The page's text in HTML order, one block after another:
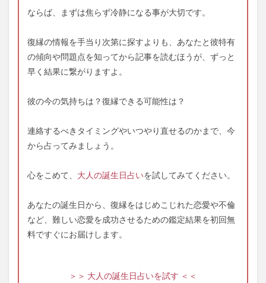
ならば、まずは焦らず冷静になる事が大切です。
復縁の情報を手当り次第に探すよりも、あなたと彼特有
の傾向や問題点を知ってから記事を読むほうが、ずっと
早く結果に繋がりますよ。
彼の今の気持ちは？復縁できる可能性は？
連絡するべきタイミングやいつやり直せるのかまで、今
から占ってみましょう。
心をこめて、 大人の誕生日占いを試してみてください。
あなたの誕生日から、復縁をはじめこじれた恋愛や不倫
など、難しい恋愛を成功させるための鑑定結果を初回無
料ですぐにお届けします。
＞＞ 大人の誕生日占いを試す ＜＜